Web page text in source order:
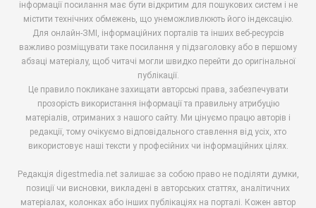
інформації посилання має бути відкритим для пошукових систем і не
містити технічних обмежень, що унеможливлюють його індексацію.
Для онлайн-ЗМІ, інформаційних порталів та інших веб-ресурсів
важливо розміщувати таке посилання у підзаголовку або в першому
абзаці матеріалу, щоб читачі могли швидко перейти до оригінальної
публікації.
Це правило покликане захищати авторські права, забезпечувати
прозорість використання інформації та правильну атрибуцію
матеріалів, отриманих з нашого сайту. Ми цінуємо працю авторів і
редакції, тому очікуємо відповідального ставлення від усіх, хто
використовує наші тексти у професійних чи інформаційних цілях.
Редакція digestmedia.net залишає за собою право не поділяти думки,
позиції чи висновки, викладені в авторських статтях, аналітичних
матеріалах, колонках або інших публікаціях на порталі. Кожен автор